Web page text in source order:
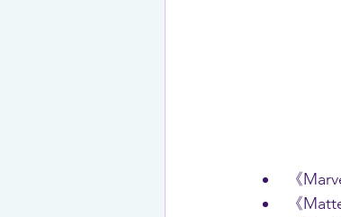
《
《